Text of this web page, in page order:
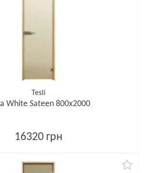
Tesli
White Sateen 800х2000
16320 грн